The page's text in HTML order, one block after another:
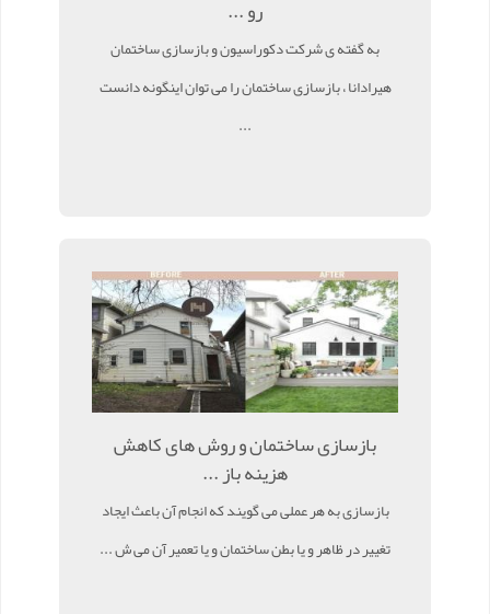
رو ...
به گفته ی شرکت دکوراسیون و بازسازی ساختمان
هیرادانا ، بازسازی ساختمان را می توان اینگونه دانست
...
بازسازی ساختمان و روش های کاهش
هزینه باز ...
بازسازی به هر عملی می گویند که انجام آن باعث ایجاد
تغییر در ظاهر و یا بطن ساختمان و یا تعمیر آن می ش ...